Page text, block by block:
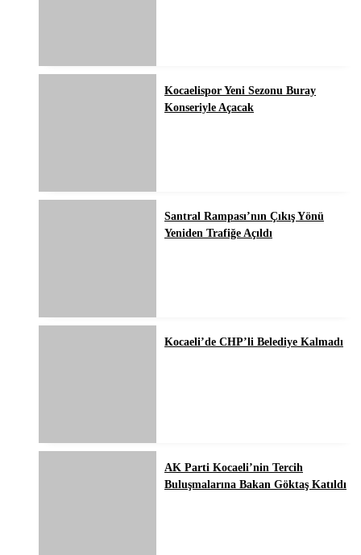
Kocaelispor Yeni Sezonu Buray
Konseriyle Açacak
Santral Rampası’nın Çıkış Yönü
Yeniden Trafiğe Açıldı
Kocaeli’de CHP’li Belediye Kalmadı
AK Parti Kocaeli’nin Tercih
Buluşmalarına Bakan Göktaş Katıldı